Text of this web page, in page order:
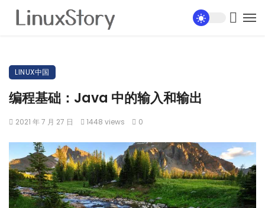
LINUX中国
编程基础：Java 中的输入和输出
2021 年 7 月 27 日 1448 views 0